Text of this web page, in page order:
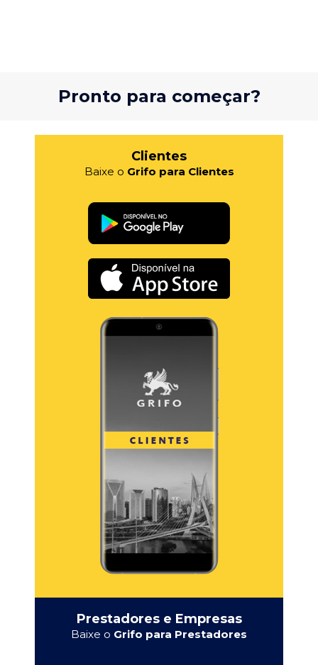
Pronto para começar?
Clientes
Baixe o Grifo para Clientes
Prestadores e Empresas
Baixe o Grifo para Prestadores